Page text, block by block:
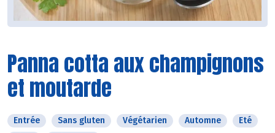
Panna cotta aux champignons
et moutarde
Entrée Sans gluten Végétarien Automne
Eté